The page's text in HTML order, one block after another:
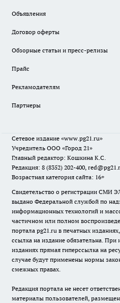
Объявления
Договор оферты
Обзорные статьи и пресс-релизы
Прайс
Рекламодателям
Партнеры
Сетевое издание «www.pg21.ru»
Учредитель ООО «Город 21»
Главный редактор: Кошкина К.С.
Редакция: 8 (8352) 202-400,
Возрастная категория сайта: 16+
Свидетельство о регистрации СМИ
выдано Федеральной службой по
информационных технологий и
частичном или полном
портала pg21.ru в печатных
ссылка на издание обязательна.
изданиях прямая гиперссылка на
случае будут применены нормы
смежных правах.
Редакция портала не несет
материалы пользователей,